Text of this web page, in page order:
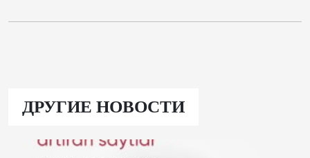
ДРУГИЕ НОВОСТИ